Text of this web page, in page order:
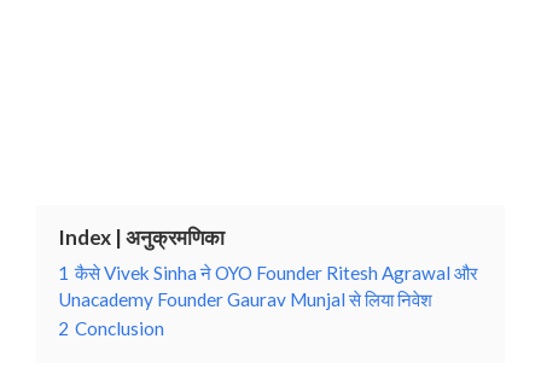
Index | अनुक्रमणिका
1 कैसे Vivek Sinha ने OYO Founder Ritesh Agrawal और
Unacademy Founder Gaurav Munjal से लिया निवेश
2 Conclusion